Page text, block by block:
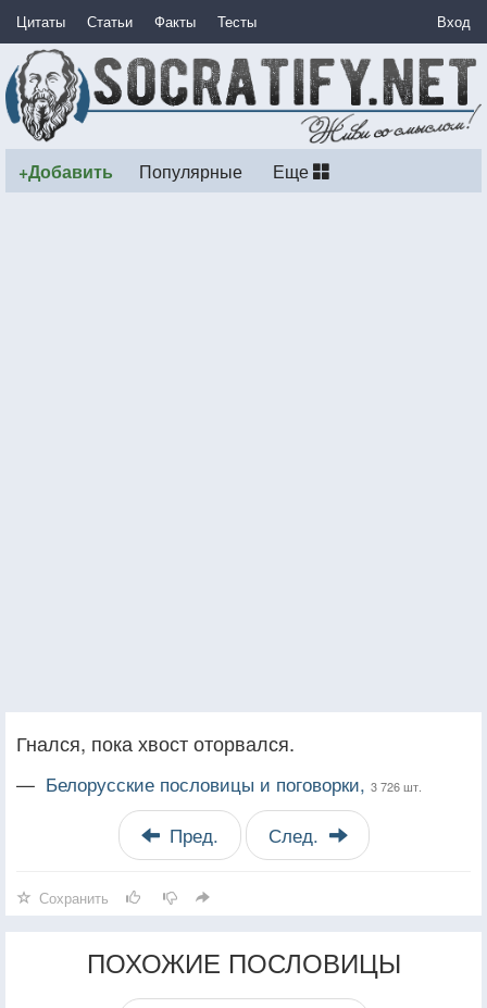
Цитаты Статьи Факты Тесты Вход
+Добавить Популярные Еще
Гнался, пока хвост оторвался.
— Белорусские пословицы и поговорки, 3 726 шт.
Пред. След.
Сохранить
ПОХОЖИЕ ПОСЛОВИЦЫ